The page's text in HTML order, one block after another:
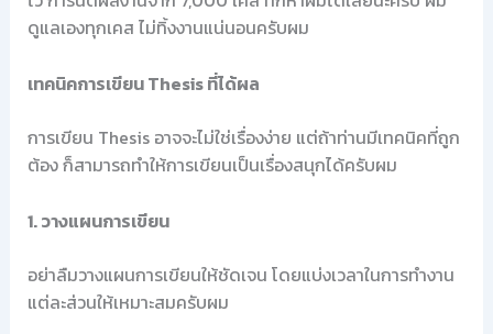
ดูแลเองทุกเคส ไม่ทิ้งงานแน่นอนครับผม
เทคนิคการเขียน Thesis ที่ได้ผล
การเขียน Thesis อาจจะไม่ใช่เรื่องง่าย แต่ถ้าท่านมีเทคนิคที่ถูก
ต้อง ก็สามารถทำให้การเขียนเป็นเรื่องสนุกได้ครับผม
1. วางแผนการเขียน
อย่าลืมวางแผนการเขียนให้ชัดเจน โดยแบ่งเวลาในการทำงาน
แต่ละส่วนให้เหมาะสมครับผม